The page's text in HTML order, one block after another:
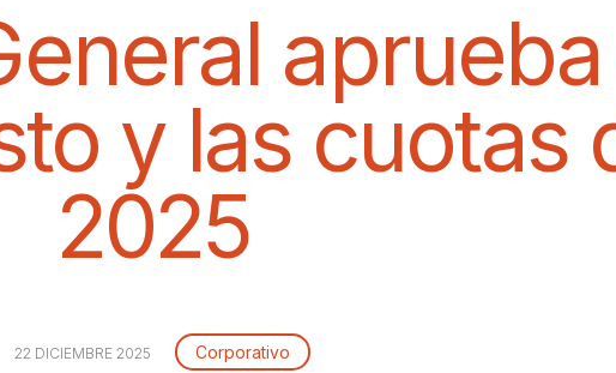
y las cuotas
2025
22 DICIEMBRE 2025 Corporativo